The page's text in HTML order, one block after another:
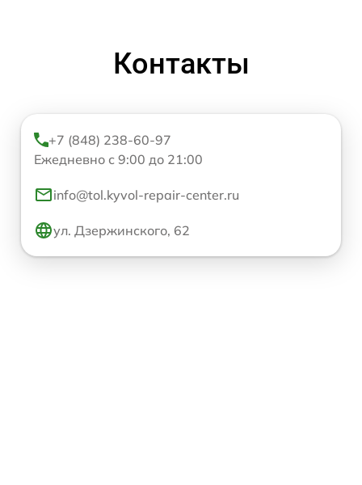
Контакты
+7 (848) 238-60-97
Ежедневно с 9:00 до 21:00
info@tol.kyvol-repair-center.ru
ул. Дзержинского, 62